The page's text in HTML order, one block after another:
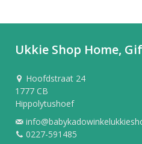
Ukkie Shop Home,
Hoofdstraat 24
1777 CB
Hippolytushoef
0227-591485